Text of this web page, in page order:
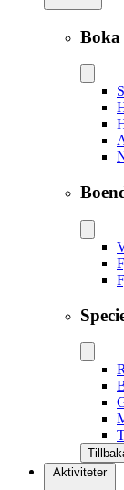
Boka
Aktiviteter